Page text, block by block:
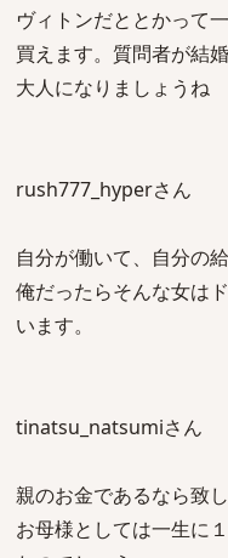
ヴィトンだととかって
買えます。質問者が結
大人になりましょうね
rush777_hyperさん
自分が働いて、自分の
俺だったらそんな女は
います。
tinatsu_natsumiさん
親のお金であるなら致
お母様としては一生に